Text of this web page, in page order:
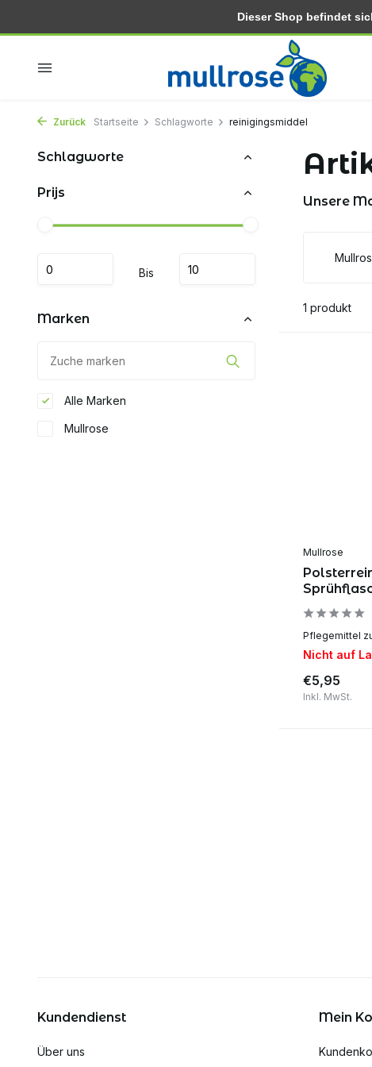
Kostenlose lieferung ab 30.-
Zurück Startseite Schlagworte reinigingsmiddel
Schlagworte
Prijs
Bis
Marken
Alle Marken
Mullrose
Unsere
1 produkt
Mullrose
Pflegemittel
Nicht auf
€5,95
Inkl. MwSt.
Kundendienst
Über uns
Mein
Dieser Shop befindet